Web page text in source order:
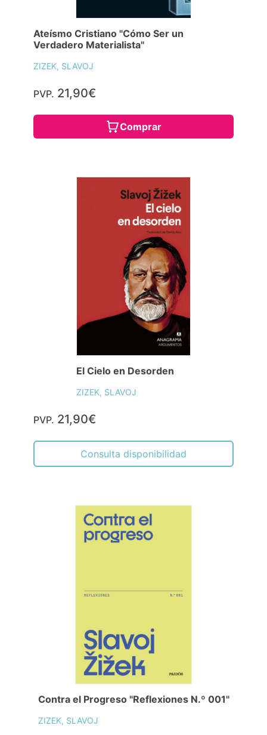
Ateísmo Cristiano "Cómo Ser un
Verdadero Materialista"
ZIZEK, SLAVOJ
PVP. 21,90€
Comprar
El Cielo en Desorden
ZIZEK, SLAVOJ
PVP. 21,90€
Consulta disponibilidad
Contra el Progreso "Reflexiones N.º 001"
ZIZEK, SLAVOJ